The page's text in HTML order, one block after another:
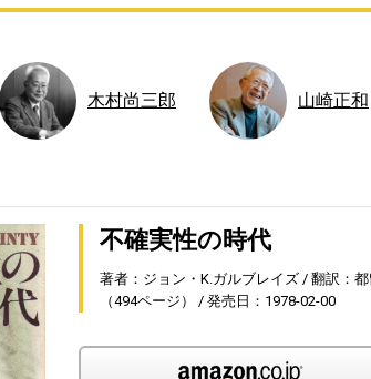
木村尚三郎 山崎正和
不確実性の時代
著者：ジョン・K.ガルブレイズ 翻訳：都
（494ページ）
発売日：1978-02-00